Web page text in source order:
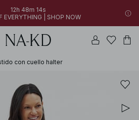
12h 48m 14s
EVERYTHING | SHOP NOW
con cuello halter